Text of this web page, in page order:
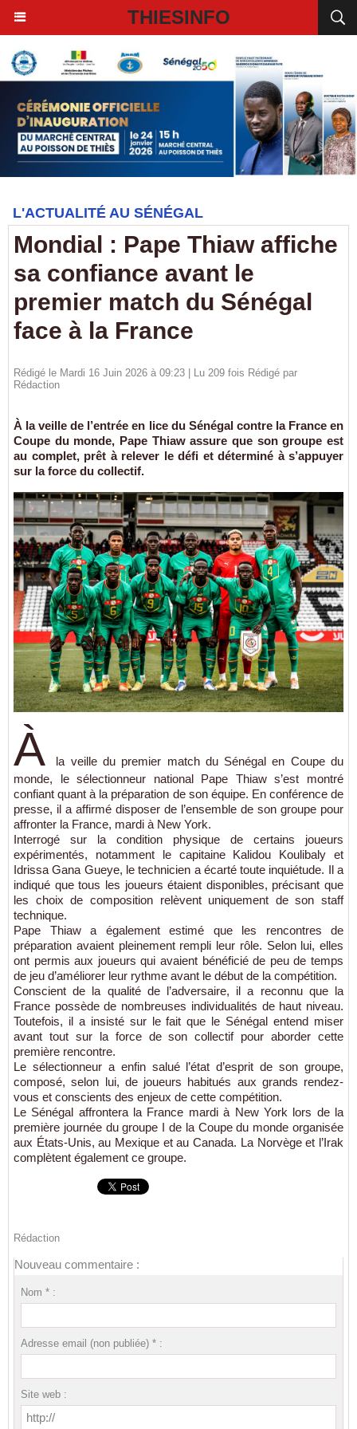
THIESINFO
L'ACTUALITÉ AU SÉNÉGAL
Mondial : Pape Thiaw affiche
sa confiance avant le
premier match du Sénégal
face à la France
Rédigé le Mardi 16 Juin 2026 à 09:23 | Lu 209 fois Rédigé par
Rédaction
À la veille de l’entrée en lice du Sénégal contre la France en
Coupe du monde, Pape Thiaw assure que son groupe est
au complet, prêt à relever le défi et déterminé à s’appuyer
sur la force du collectif.
À
la veille du premier match du Sénégal en Coupe du
monde, le sélectionneur national Pape Thiaw s’est montré
confiant quant à la préparation de son équipe. En conférence de
presse, il a affirmé disposer de l’ensemble de son groupe pour
affronter la France, mardi à New York.
Interrogé sur la condition physique de certains joueurs
expérimentés, notamment le capitaine Kalidou Koulibaly et
Idrissa Gana Gueye, le technicien a écarté toute inquiétude. Il a
indiqué que tous les joueurs étaient disponibles, précisant que
les choix de composition relèvent uniquement de son staff
technique.
Pape Thiaw a également estimé que les rencontres de
préparation avaient pleinement rempli leur rôle. Selon lui, elles
ont permis aux joueurs qui avaient bénéficié de peu de temps
de jeu d’améliorer leur rythme avant le début de la compétition.
Conscient de la qualité de l’adversaire, il a reconnu que la
France possède de nombreuses individualités de haut niveau.
Toutefois, il a insisté sur le fait que le Sénégal entend miser
avant tout sur la force de son collectif pour aborder cette
première rencontre.
Le sélectionneur a enfin salué l’état d’esprit de son groupe,
composé, selon lui, de joueurs habitués aux grands rendez-
vous et conscients des enjeux de cette compétition.
Le Sénégal affrontera la France mardi à New York lors de la
première journée du groupe I de la Coupe du monde organisée
aux États-Unis, au Mexique et au Canada. La Norvège et l’Irak
complètent également ce groupe.
Rédaction
Nouveau commentaire :
Nom * :
Adresse email (non publiée) * :
Site web :